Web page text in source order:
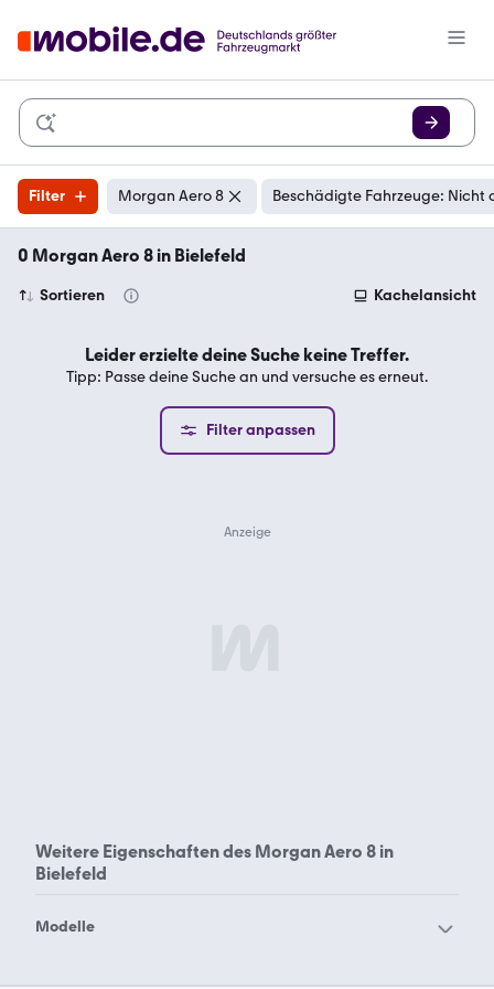
Filter Morgan Aero 8 Beschädigte Fahrzeuge: Nicht
0 Morgan Aero 8 in Bielefeld
Sortieren Kachelansicht
Leider erzielte deine Suche keine Treffer.
Tipp: Passe deine Suche an und versuche es erneut.
Filter anpassen
Weitere Eigenschaften des Morgan Aero 8 in
Bielefeld
Modelle